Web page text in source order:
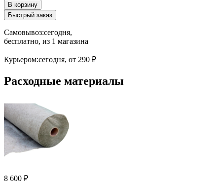
В корзину
Быстрый заказ
Самовывоз:сегодня,
бесплатно, из 1 магазина
Курьером:сегодня, от 290 ₽
Расходные материалы
8 600 ₽